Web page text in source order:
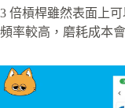
3 倍槓桿雖然表面上
頻率較高，磨耗成本